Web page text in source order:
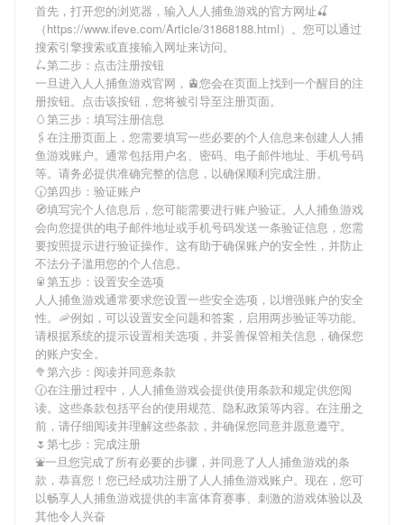
首先，打开您的浏览器，输入 人人捕鱼游戏的官方网址🍒
（https://www.ifeve.com/Article/31868188.html）。您可以通过
搜索引擎搜索或直接输入网址来访问。
🛴第二步：点击注册按钮
一旦进入 人人捕鱼游戏官网，🚊您会在页面上找到一个醒目的注
册按钮。点击该按钮，您将被引导至注册页面。
🥚第三步：填写注册信息
🖇在注册页面上，您需要填写一些必要的个人信息来创建人人捕
鱼游戏账户。通常包括用户名、密码、电子邮件地址、手机号码
等。请务必提供准确完整的信息，以确保顺利完成注册。
🕡第四步：验证账户
🧭填写完个人信息后，您可能需要进行账户验证。 人人捕鱼游戏
会向您提供的电子邮件地址或手机号码发送一条验证信息，您需
要按照提示进行验证操作。这有助于确保账户的安全性，并防止
不法分子滥用您的个人信息。
🥫第五步：设置安全选项
人人捕鱼游戏通常要求您设置一些安全选项，以增强账户的安全
性。🦐例如，可以设置安全问题和答案，启用两步验证等功能。
请根据系统的提示设置相关选项，并妥善保管相关信息，确保您
的账户安全。
🥦第六步：阅读并同意条款
🕜在注册过程中， 人人捕鱼游戏会提供使用条款和规定供您阅
读。这些条款包括平台的使用规范、隐私政策等内容。在注册之
前，请仔细阅读并理解这些条款，并确保您同意并愿意遵守。
🌷第七步：完成注册
⛲一旦您完成了所有必要的步骤，并同意了 人人捕鱼游戏的条
款，恭喜您！您已经成功注册了人人捕鱼游戏账户。现在，您可
以畅享人人捕鱼游戏提供的丰富体育赛事、刺激的游戏体验以及
其他令人兴奋